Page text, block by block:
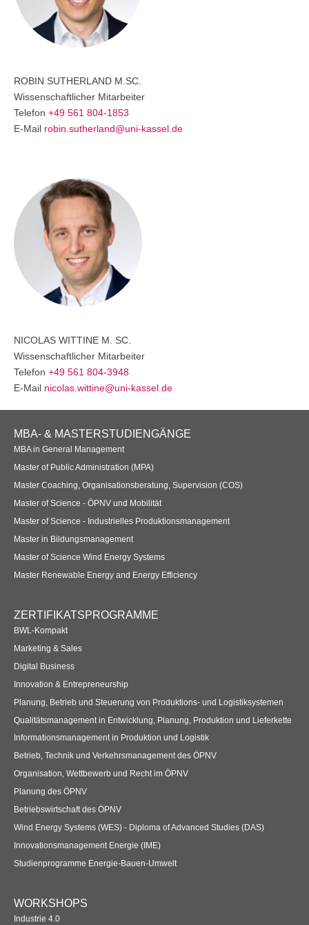
Master of Science - ÖPNV und Mobilität
Bewerben Übersicht
Bewerben Übersicht
Master of Science Wind Energy Systems
(DAS)
Anmelden Übersicht
Digital Business
Anmelden Übersicht
Marketing & Sales
Innovation & Entrepreneurship
Anmelden Übersicht
Übersicht
Übersicht
Betrieb, Technik und Verkehrsmanagement des ÖPNV
Übersicht
Logistiksystemen
Übersicht
Qualitätsmanagement in Entwicklung, Planung, Produktion und
Lieferkette
Übersicht
Informationsmanagement in Produktion und Logistik
Studienprogramme Energie-Bauen-Umwelt
Übersicht
ROBIN SUTHERLAND M.SC.
Wissenschaftlicher Mitarbeiter
Telefon +49 561 804-1853
E-Mail robin.sutherland@uni-kassel.de
NICOLAS WITTINE M. SC.
Wissenschaftlicher Mitarbeiter
Telefon +49 561 804-3948
E-Mail nicolas.wittine@uni-kassel.de
Footer
Navigation
MBA- & MASTERSTUDIENGÄNGE
MBA in General Management
Master of Public Administration (MPA)
Master Coaching, Organisationsberatung, Supervision (COS)
Master of Science - ÖPNV und Mobilität
Master of Science - Industrielles Produktionsmanagement
Master in Bildungsmanagement
Master of Science Wind Energy Systems
Master Renewable Energy and Energy Efficiency
ZERTIFIKATSPROGRAMME
BWL-Kompakt
Marketing & Sales
Digital Business
Innovation & Entrepreneurship
Planung, Betrieb und Steuerung von Produktions- und Logistiksystemen
Qualitätsmanagement in Entwicklung, Planung, Produktion und Lieferkette
Informationsmanagement in Produktion und Logistik
Betrieb, Technik und Verkehrsmanagement des ÖPNV
Organisation, Wettbewerb und Recht im ÖPNV
Planung des ÖPNV
Betriebswirtschaft des ÖPNV
Wind Energy Systems (WES) - Diploma of Advanced Studies (DAS)
Innovationsmanagement Energie (IME)
Studienprogramme Energie-Bauen-Umwelt
WORKSHOPS
Industrie 4.0